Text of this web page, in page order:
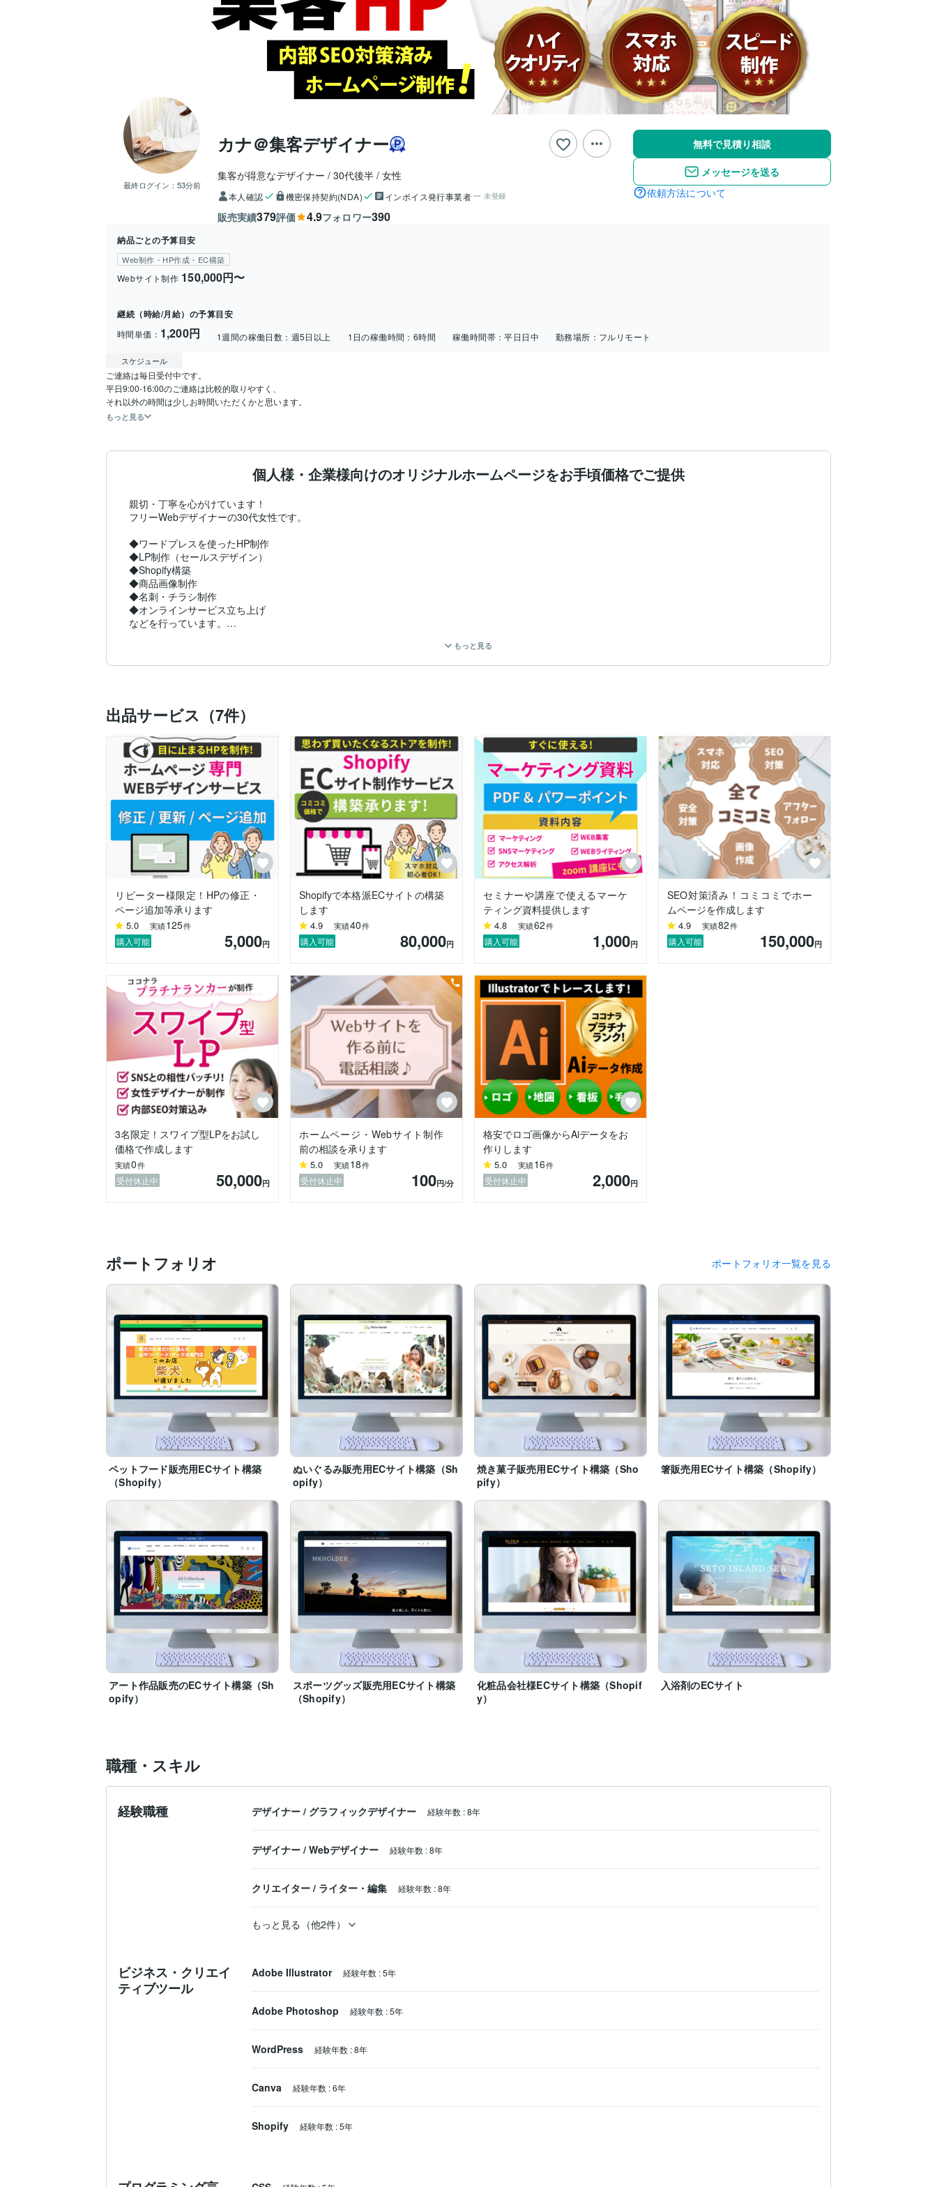
最終ログイン： 53分前
カナ＠集客デザイナー
集客が得意なデザイナー 30代後半 女性
本人確認 機密保持契約(NDA) インボイス発行事業者 未登録
販売実績379評価 4.9フォロワー390
無料で見積り相談
メッセージを送る
依頼方法について
納品ごとの予算目安
Web制作・HP作成・EC構築
Webサイト制作 150,000円〜
継続（時給/月給）の予算目安
時間単価： 1,200円 1週間の稼働日数： 週5日以上 1日の稼働時間： 6時間 稼働時間帯：平日日中 勤務場所： フルリモート
スケジュール
ご連絡は毎日受付中です。
平日9:00-16:00のご連絡は比較的取りやすく、
それ以外の時間は少しお時間いただくかと思います。
もっと見る
個人様・企業様向けのオリジナルホームページをお手頃価格でご提供
親切・丁寧を心がけています！
フリーWebデザイナーの30代女性です。
◆ワードプレスを使ったHP制作
◆LP制作（セールスデザイン）
◆Shopify構築
◆商品画像制作
◆名刺・チラシ制作
◆オンラインサービス立ち上げ
などを行っています。
◇Google検索（SEO）にて1位を獲得
ネットマーケティング検定
初級SNSエキスパート
上級心理カウンセラー
カラーコーディネーター
また、ココナラ以外でも企業様向けにホームページ制作やマーケティング支援、ライティングのお仕事をしており、クライアントさんから好評をいただい
ております。
⭐︎迅速丁寧な対応⭐︎
お客様からも対応が早い！と好評をいただいています。
あなたのビジネスが加速するお手伝いができると思うので、お気軽にご相談ください。
ブログも書いています。
https://coconala.com/blogs/1506911/64761
https://coconala.com/blogs/1506911/64297
非公開の実績も多数ございますので、ご興味がございましたらお気軽にお問い合わせください。
◆予約システムは管理しやすい外部システムをおすすめさせていただいております。
◆オリジナルイラストやロゴが必要な場合はお客様の方でご準備をお願い致します。
◆ホームページに掲載される文章の作成は行っておりませんので、お客様の方でご準備をお願い致します。
お気軽にメッセージ機能・お見積りよりご連絡ください。
もっと見る
出品サービス（7件）
リピーター様限定！HPの修正・
ページ追加等承ります
5.0 実績125件
購入可能 5,000円
Shopifyで本格派ECサイトの構築
します
4.9 実績40件
購入可能 80,000円
セミナーや講座で使えるマーケ
ティング資料提供します
4.8 実績62件
購入可能 1,000円
SEO対策済み！コミコミでホー
ムページを作成します
4.9 実績82件
購入可能 150,000円
3名限定！スワイプ型LPをお試し
価格で作成します
実績0件
受付休止中 50,000円
ホームページ・Webサイト制作
前の相談を承ります
5.0 実績18件
受付休止中 100円/分
格安でロゴ画像からAiデータをお
作りします
5.0 実績16件
受付休止中 2,000円
ポートフォリオ ポートフォリオ一覧を見る
ペットフード販売用ECサイト構築
（Shopify）
ぬいぐるみ販売用ECサイト構築（Sh
opify）
焼き菓子販売用ECサイト構築（Sho
pify）
箸販売用ECサイト構築（Shopify）
アート作品販売のECサイト構築（Sh
opify）
スポーツグッズ販売用ECサイト構築
（Shopify）
化粧品会社様ECサイト構築（Shopif
y）
入浴剤のECサイト
職種・スキル
経験職種 デザイナー / グラフィックデザイナー 経験年数 :8年
デザイナー / Webデザイナー 経験年数 :8年
クリエイター / ライター・編集 経験年数 :8年
もっと見る（他2件）
ビジネス・クリエイ
ティブツール
Adobe Illustrator 経験年数 :5年
Adobe Photoshop 経験年数 :5年
WordPress 経験年数 :8年
Canva 経験年数 :6年
Shopify 経験年数 :5年